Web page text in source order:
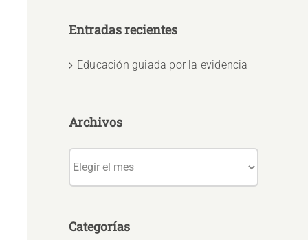
Entradas recientes
Educación guiada por la evidencia
Archivos
Categorías